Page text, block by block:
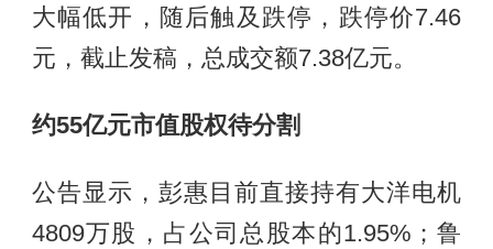
大幅低开，随后触及跌停，跌停价7.46
元，截止发稿，总成交额7.38亿元。
约55亿元市值股权待分割
公告显示，彭惠目前直接持有大洋电机
4809万股，占公司总股本的1.95%；鲁